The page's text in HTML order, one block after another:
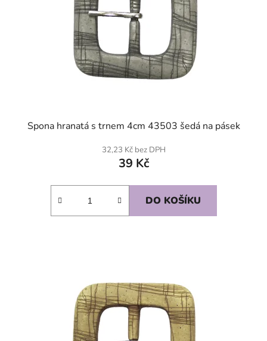
Spona hranatá s trnem 4cm 43503 šedá na pásek
32,23 Kč bez DPH
39 Kč
DO KOŠÍKU